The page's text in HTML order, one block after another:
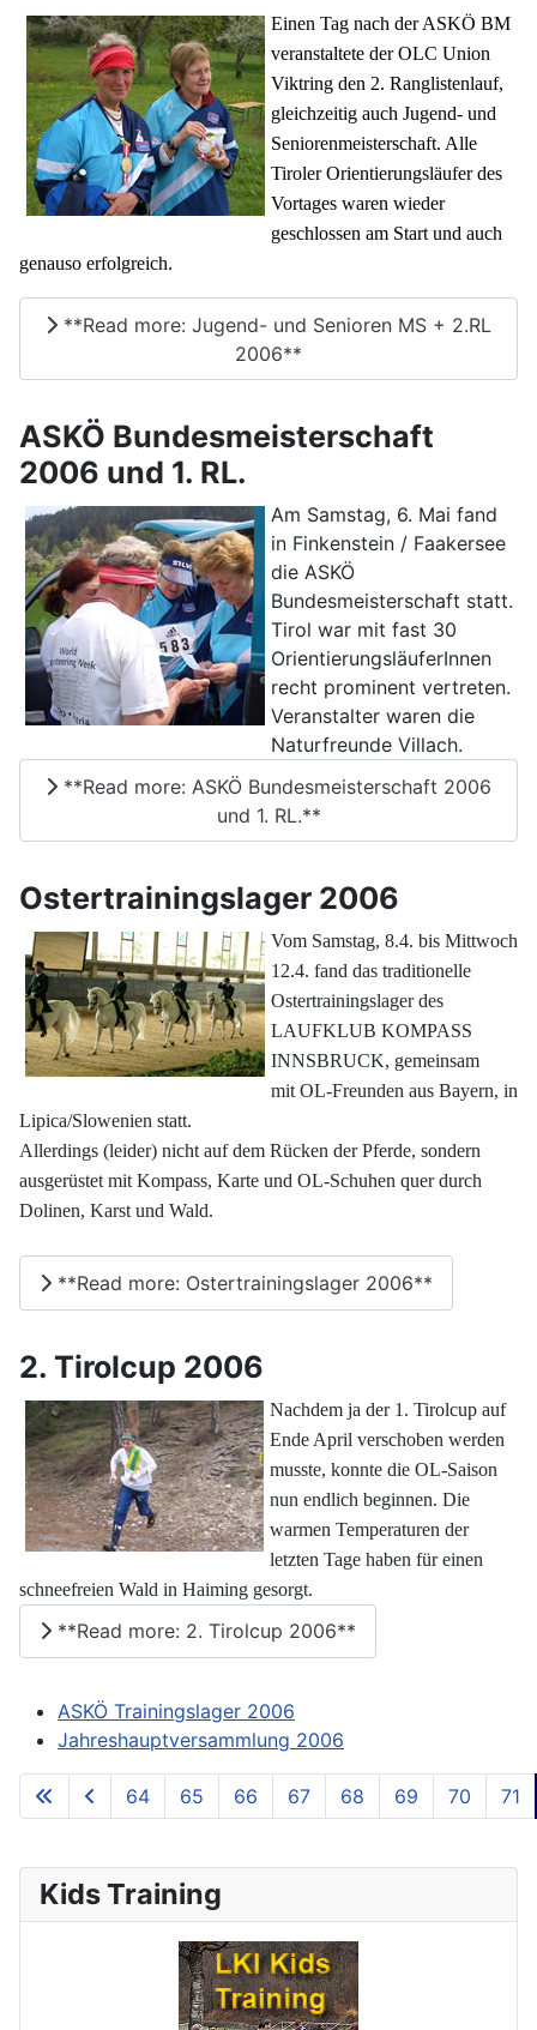
Einen Tag nach der ASKÖ BM
veranstaltete der OLC Union
Viktring den 2. Ranglistenlauf,
gleichzeitig auch Jugend- und
Seniorenmeisterschaft. Alle
Tiroler Orientierungsläufer des
Vortages waren wieder
geschlossen am Start und auch
genauso erfolgreich.
**Read more: Jugend- und Senioren MS + 2.RL
2006**
ASKÖ Bundesmeisterschaft
2006 und 1. RL.
Am Samstag, 6. Mai fand
in Finkenstein / Faakersee
die ASKÖ
Bundesmeisterschaft statt.
Tirol war mit fast 30
OrientierungsläuferInnen
recht prominent vertreten.
Veranstalter waren die
Naturfreunde Villach.
**Read more: ASKÖ Bundesmeisterschaft 2006
und 1. RL.**
Ostertrainingslager 2006
Vom Samstag, 8.4. bis Mittwoch
12.4. fand das traditionelle
Ostertrainingslager des
LAUFKLUB KOMPASS
INNSBRUCK, gemeinsam
mit OL-Freunden aus Bayern, in
Lipica/Slowenien statt.
Allerdings (leider) nicht auf dem Rücken der Pferde, sondern
ausgerüstet mit Kompass, Karte und OL-Schuhen quer durch
Dolinen, Karst und Wald.
**Read more: Ostertrainingslager 2006**
2. Tirolcup 2006
Nachdem ja der 1. Tirolcup auf
Ende April verschoben werden
musste, konnte die OL-Saison
nun endlich beginnen. Die
warmen Temperaturen der
letzten Tage haben für einen
schneefreien Wald in Haiming gesorgt.
**Read more: 2. Tirolcup 2006**
ASKÖ Trainingslager 2006
Jahreshauptversammlung 2006
**Page 72 of 73**
64 65 66 67 68 69 70 71
Kids Training